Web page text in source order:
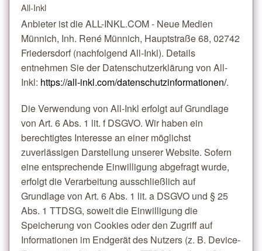
All-Inkl
Anbieter ist die ALL-INKL.COM - Neue Medien
Münnich, Inh. René Münnich, Hauptstraße 68, 02742
Friedersdorf (nachfolgend All-Inkl). Details
entnehmen Sie der Datenschutzerklärung von All-
Inkl: https://all-inkl.com/datenschutzinformationen/.
Die Verwendung von All-Inkl erfolgt auf Grundlage
von Art. 6 Abs. 1 lit. f DSGVO. Wir haben ein
berechtigtes Interesse an einer möglichst
zuverlässigen Darstellung unserer Website. Sofern
eine entsprechende Einwilligung abgefragt wurde,
erfolgt die Verarbeitung ausschließlich auf
Grundlage von Art. 6 Abs. 1 lit. a DSGVO und § 25
Abs. 1 TTDSG, soweit die Einwilligung die
Speicherung von Cookies oder den Zugriff auf
Informationen im Endgerät des Nutzers (z. B. Device-